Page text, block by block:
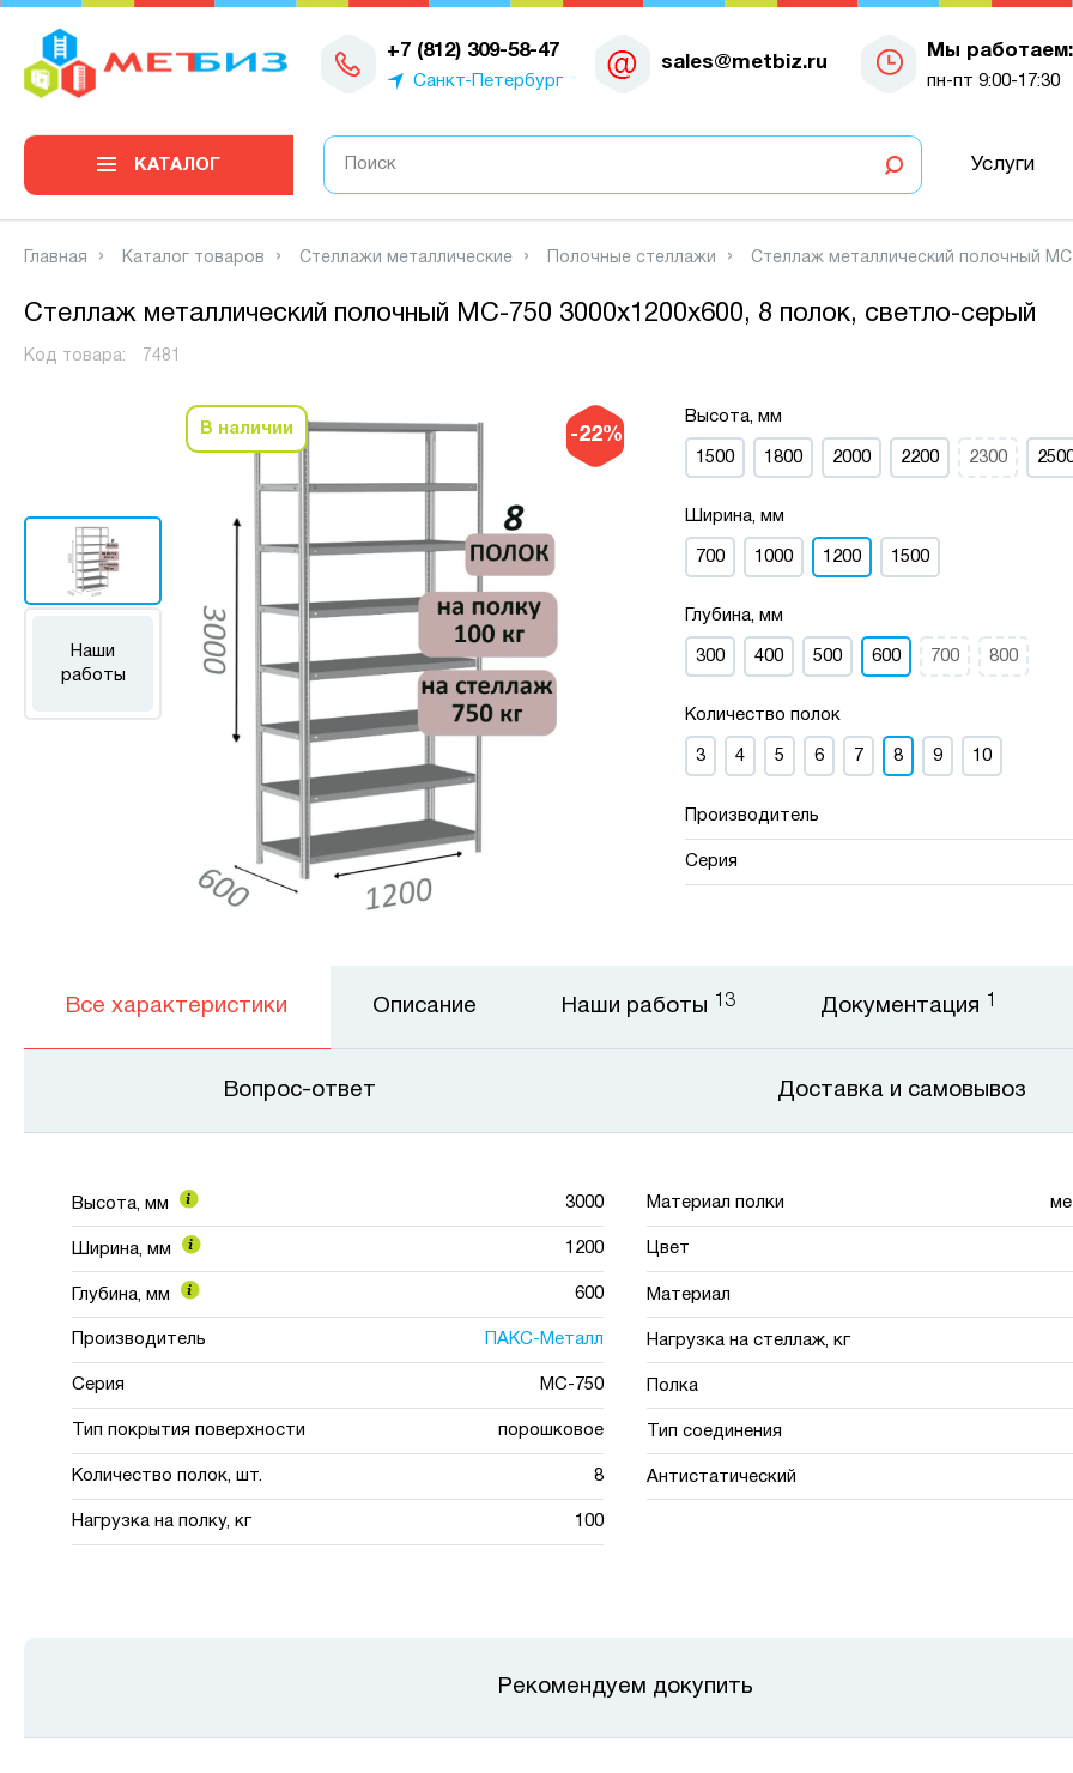
+7 (812) 309-58-47
Санкт-Петербург
sales@metbiz.ru
Мы работаем:
пн-пт 9:00-17:30
0
КАТАЛОГ Услуги
Главная Каталог товаров Стеллажи металлические Полочные стеллажи Стеллаж металлический полочный
Стеллаж металлический полочный МС-750 3000х1200х600, 8 полок, светло-серый
Код товара: 7481
-22%
Наши
работы
В наличии
Высота, мм
1500 1800 2000 2200 2300
Ширина, мм
700 1000 1200 1500
Глубина, мм
300 400 500 600 700 800
Количество полок
3 4 5 6 7 8 9 10
Производитель
Серия
Все характеристики
Высота, мм 3000
Ширина, мм 1200
Глубина, мм 600
Производитель ПАКС-Металл
Серия МС-750
Тип покрытия поверхности порошковое
Количество полок, шт. 8
Нагрузка на полку, кг 100
Материал полки
Цвет
Материал
Нагрузка на стеллаж, кг
Полка
Тип соединения
Антистатический
Описание Наши работы 13 Документация 1
Вопрос-ответ Доставка и самовывоз
Рекомендуем докупить